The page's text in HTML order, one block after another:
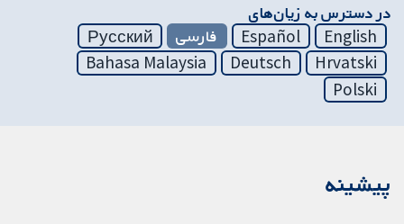
در دسترس به زیان‌های
English
Español فارسی
Русский
Hrvatski
Deutsch
Bahasa Malaysia
Polski
پیشینه